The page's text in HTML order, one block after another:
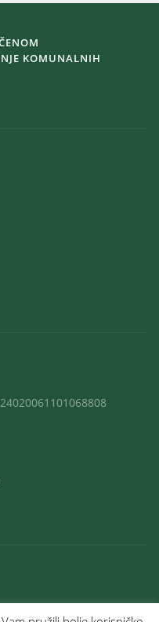
KOMUNALNIH